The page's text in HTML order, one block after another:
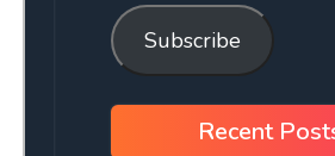
Subscribe
Recent